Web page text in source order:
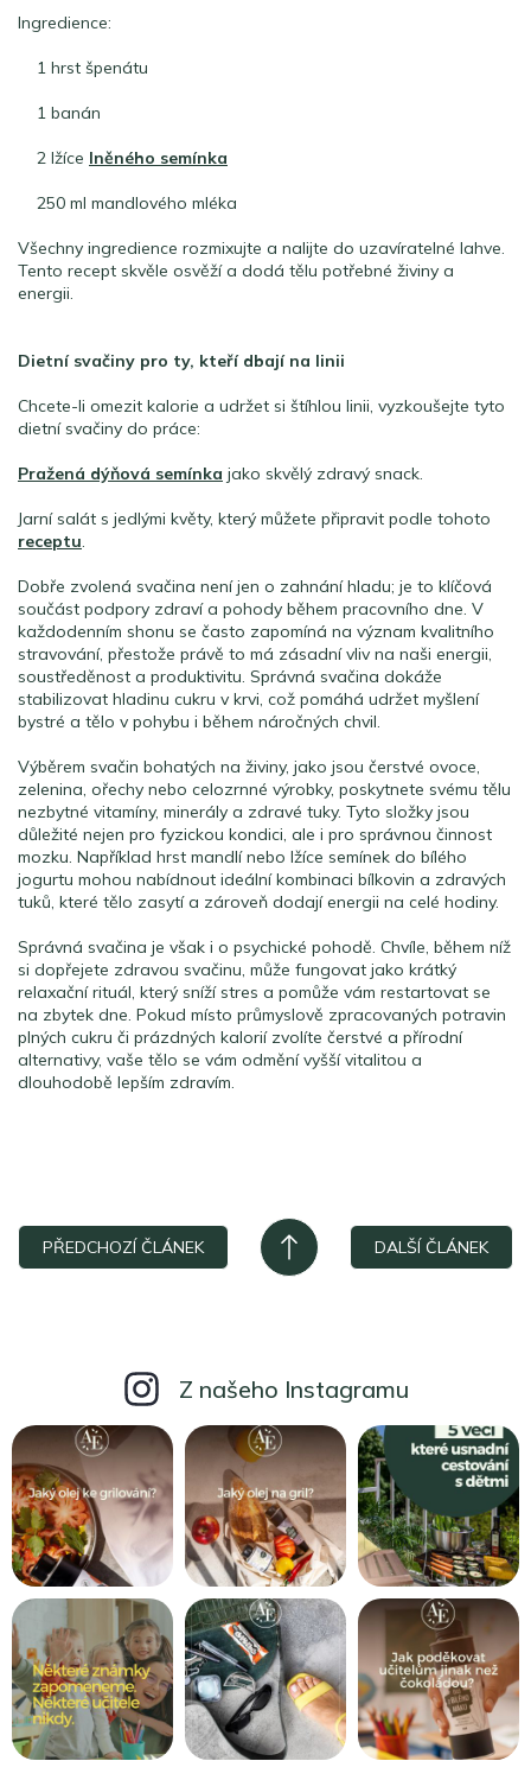
Ingredience:
1 hrst špenátu
1 banán
2 lžíce lněného semínka
250 ml mandlového mléka
Všechny ingredience rozmixujte a nalijte do uzavíratelné lahve.
Tento recept skvěle osvěží a dodá tělu potřebné živiny a
energii.
Dietní svačiny pro ty, kteří dbají na linii
Chcete-li omezit kalorie a udržet si štíhlou linii, vyzkoušejte tyto
dietní svačiny do práce:
Pražená dýňová semínka jako skvělý zdravý snack.
Jarní salát s jedlými květy, který můžete připravit podle tohoto
receptu.
Dobře zvolená svačina není jen o zahnání hladu; je to klíčová
součást podpory zdraví a pohody během pracovního dne. V
každodenním shonu se často zapomíná na význam kvalitního
stravování, přestože právě to má zásadní vliv na naši energii,
soustředěnost a produktivitu. Správná svačina dokáže
stabilizovat hladinu cukru v krvi, což pomáhá udržet myšlení
bystré a tělo v pohybu i během náročných chvil.
Výběrem svačin bohatých na živiny, jako jsou čerstvé ovoce,
zelenina, ořechy nebo celozrnné výrobky, poskytnete svému tělu
nezbytné vitamíny, minerály a zdravé tuky. Tyto složky jsou
důležité nejen pro fyzickou kondici, ale i pro správnou činnost
mozku. Například hrst mandlí nebo lžíce semínek do bílého
jogurtu mohou nabídnout ideální kombinaci bílkovin a zdravých
tuků, které tělo zasytí a zároveň dodají energii na celé hodiny.
Správná svačina je však i o psychické pohodě. Chvíle, během níž
si dopřejete zdravou svačinu, může fungovat jako krátký
relaxační rituál, který sníží stres a pomůže vám restartovat se
na zbytek dne. Pokud místo průmyslově zpracovaných potravin
plných cukru či prázdných kalorií zvolíte čerstvé a přírodní
alternativy, vaše tělo se vám odmění vyšší vitalitou a
dlouhodobě lepším zdravím.
PŘEDCHOZÍ ČLÁNEK DALŠÍ ČLÁNEK
Z našeho Instagramu